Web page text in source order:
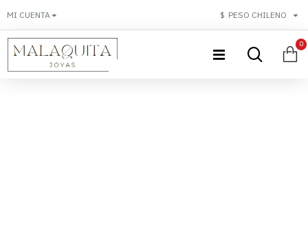
MI CUENTA $ PESO CHILENO
0